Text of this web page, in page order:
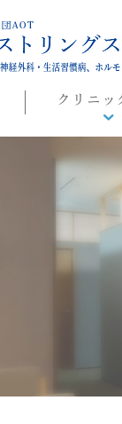
クリニッ
院長ごあいさ
迷惑行為に対